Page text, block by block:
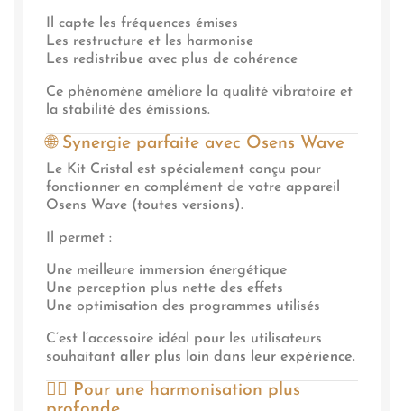
Il capte les fréquences émises
Les restructure et les harmonise
Les redistribue avec plus de cohérence
Ce phénomène améliore la qualité vibratoire et
la stabilité des émissions.
🌐 Synergie parfaite avec Osens Wave
Le Kit Cristal est spécialement conçu pour
fonctionner en complément de votre appareil
Osens Wave (toutes versions).
Il permet :
Une meilleure immersion énergétique
Une perception plus nette des effets
Une optimisation des programmes utilisés
C’est l’accessoire idéal pour les utilisateurs
souhaitant aller plus loin dans leur expérience.
🧘‍♂️ Pour une harmonisation plus